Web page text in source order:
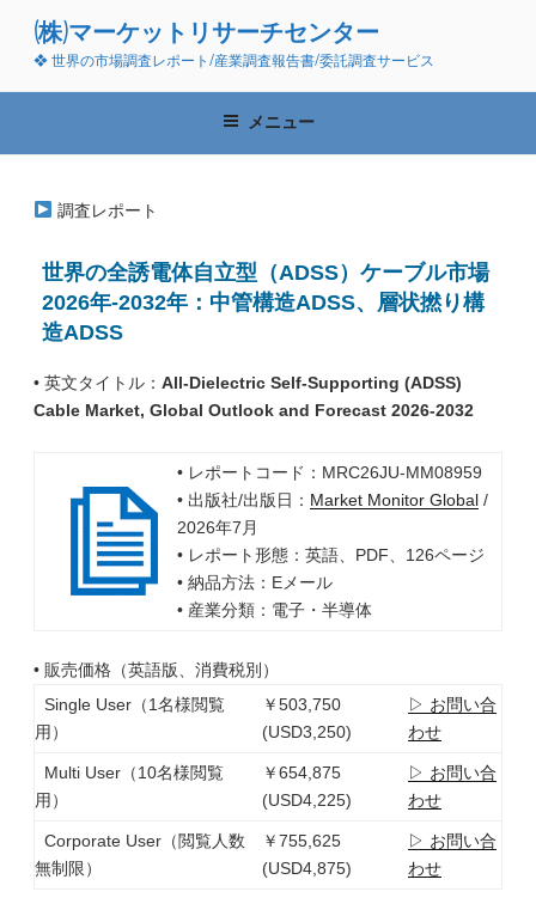
ン
(株)マーケットリサーチセンター
❖ 世界の市場調査レポート/産業調査報告書/委託調査サービス
メニュー
調査レポート
世界の全誘電体自立型（ADSS）ケーブル市場
2026年-2032年：中管構造ADSS、層状撚り構
造ADSS
• 英文タイトル： All-Dielectric Self-Supporting (ADSS)
Cable Market, Global Outlook and Forecast 2026-2032
• レポートコード：MRC26JU-MM08959
• 出版社/出版日： Market Monitor Global/
2026年7月
• レポート形態：英語、PDF、126ページ
• 納品方法：Eメール
• 産業分類：電子・半導体
• 販売価格（英語版、消費税別）
Single User（1名様閲覧
用）
￥503,750
(USD3,250)
▷ お問い合
わせ
Multi User（10名様閲覧
用）
￥654,875
(USD4,225)
▷ お問い合
わせ
Corporate User（閲覧人数
無制限）
￥755,625
(USD4,875)
▷ お問い合
わせ